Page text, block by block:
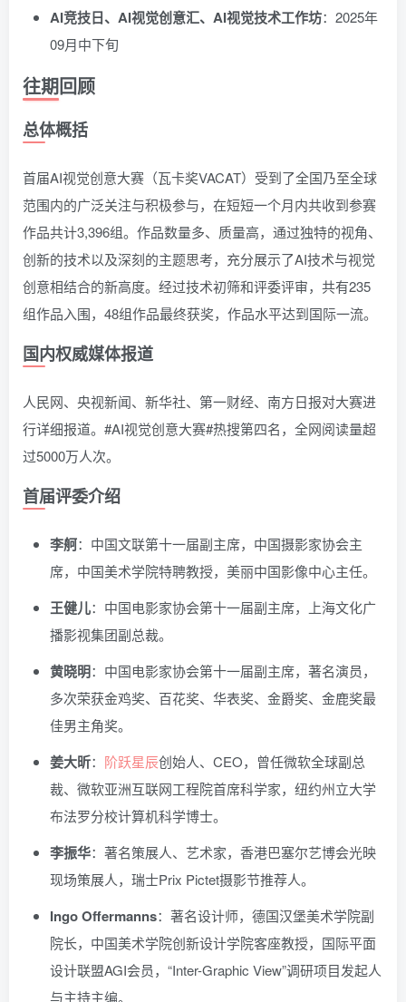
AI竞技日、AI视觉创意汇、AI视觉技术工作坊：2025年
09月中下旬
往期回顾
总体概括
首届AI视觉创意大赛（瓦卡奖VACAT）受到了全国乃至全球
范围内的广泛关注与积极参与，在短短一个月内共收到参赛
作品共计3,396组。作品数量多、质量高，通过独特的视角、
创新的技术以及深刻的主题思考，充分展示了AI技术与视觉
创意相结合的新高度。经过技术初筛和评委评审，共有235
组作品入围，48组作品最终获奖，作品水平达到国际一流。
国内权威媒体报道
人民网、央视新闻、新华社、第一财经、南方日报对大赛进
行详细报道。#AI视觉创意大赛#热搜第四名，全网阅读量超
过5000万人次。
首届评委介绍
李舸：中国文联第十一届副主席，中国摄影家协会主
席，中国美术学院特聘教授，美丽中国影像中心主任。
王健儿：中国电影家协会第十一届副主席，上海文化广
播影视集团副总裁。
黄晓明：中国电影家协会第十一届副主席，著名演员，
多次荣获金鸡奖、百花奖、华表奖、金爵奖、金鹿奖最
佳男主角奖。
姜大昕： 阶跃星辰创始人、CEO，曾任微软全球副总
裁、微软亚洲互联网工程院首席科学家，纽约州立大学
布法罗分校计算机科学博士。
李振华：著名策展人、艺术家，香港巴塞尔艺博会光映
现场策展人，瑞士Prix Pictet摄影节推荐人。
Ingo Offermanns：著名设计师，德国汉堡美术学院副
院长，中国美术学院创新设计学院客座教授，国际平面
设计联盟AGI会员，“Inter-Graphic View”调研项目发起人
与主持主编。